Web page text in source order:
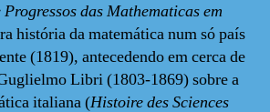
das Mathematicas em
história da matemática num só país
(1819), antecedendo em cerca de
Libri (1803-1869) sobre a
italiana (Histoire des Sciences